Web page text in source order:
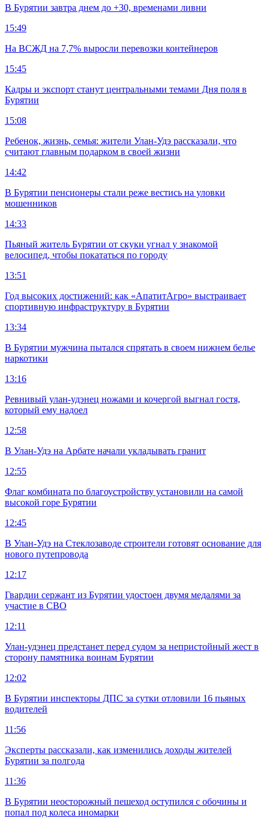
В Бурятии завтра днем до +30, временами ливни
15:49
На ВСЖД на 7,7% выросли перевозки контейнеров
15:45
Кадры и экспорт станут центральными темами Дня поля в
Бурятии
15:08
Ребенок, жизнь, семья: жители Улан-Удэ рассказали, что
считают главным подарком в своей жизни
14:42
В Бурятии пенсионеры стали реже вестись на уловки
мошенников
14:33
Пьяный житель Бурятии от скуки угнал у знакомой
велосипед, чтобы покататься по городу
13:51
Год высоких достижений: как «АпатитАгро» выстраивает
спортивную инфраструктуру в Бурятии
13:34
В Бурятии мужчина пытался спрятать в своем нижнем белье
наркотики
13:16
Ревнивый улан-удэнец ножами и кочергой выгнал гостя,
который ему надоел
12:58
В Улан-Удэ на Арбате начали укладывать гранит
12:55
Флаг комбината по благоустройству установили на самой
высокой горе Бурятии
12:45
В Улан-Удэ на Стеклозаводе строители готовят основание для
нового путепровода
12:17
Гвардии сержант из Бурятии удостоен двумя медалями за
участие в СВО
12:11
Улан-удэнец предстанет перед судом за непристойный жест в
сторону памятника воинам Бурятии
12:02
В Бурятии инспекторы ДПС за сутки отловили 16 пьяных
водителей
11:56
Эксперты рассказали, как изменились доходы жителей
Бурятии за полгода
11:36
В Бурятии неосторожный пешеход оступился с обочины и
попал под колеса иномарки